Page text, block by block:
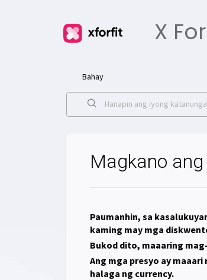
X
Bahay
Magkano
Paumanhin, sa
kaming may mga
Bukod dito, maaaring
Ang mga presyo ay
halaga ng currency.